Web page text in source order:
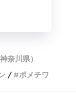
奈川県）
ポメチワ